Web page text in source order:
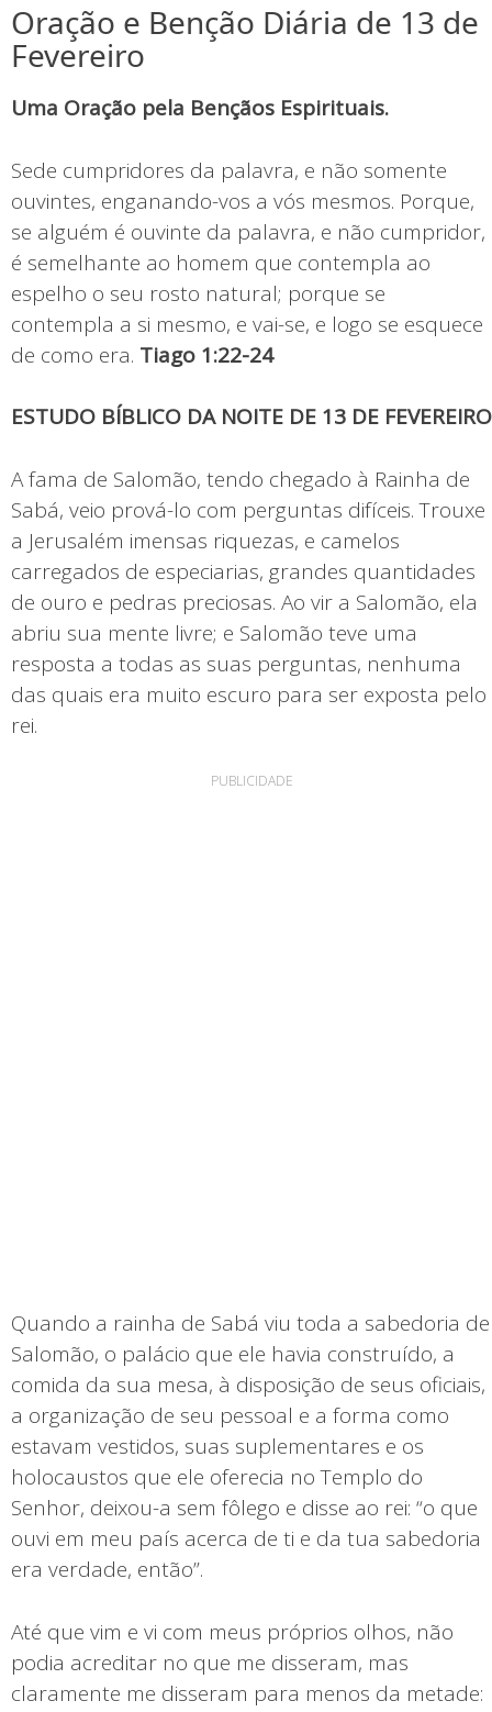
Oração e Benção Diária de 13 de
Fevereiro
Uma Oração pela Bençãos Espirituais.
Sede cumpridores da palavra, e não somente
ouvintes, enganando-vos a vós mesmos. Porque,
se alguém é ouvinte da palavra, e não cumpridor,
é semelhante ao homem que contempla ao
espelho o seu rosto natural; porque se
contempla a si mesmo, e vai-se, e logo se esquece
de como era. Tiago 1:22-24
ESTUDO BÍBLICO DA NOITE DE 13 DE FEVEREIRO
A fama de Salomão, tendo chegado à Rainha de
Sabá, veio prová-lo com perguntas difíceis. Trouxe
a Jerusalém imensas riquezas, e camelos
carregados de especiarias, grandes quantidades
de ouro e pedras preciosas. Ao vir a Salomão, ela
abriu sua mente livre; e Salomão teve uma
resposta a todas as suas perguntas, nenhuma
das quais era muito escuro para ser exposta pelo
rei.
PUBLICIDADE
Quando a rainha de Sabá viu toda a sabedoria de
Salomão, o palácio que ele havia construído, a
comida da sua mesa, à disposição de seus oficiais,
a organização de seu pessoal e a forma como
estavam vestidos, suas suplementares e os
holocaustos que ele oferecia no Templo do
Senhor, deixou-a sem fôlego e disse ao rei: “o que
ouvi em meu país acerca de ti e da tua sabedoria
era verdade, então”.
Até que vim e vi com meus próprios olhos, não
podia acreditar no que me disseram, mas
claramente me disseram para menos da metade: